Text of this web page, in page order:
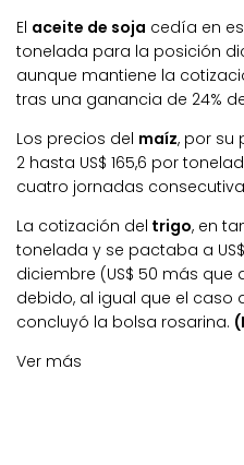
El aceite de soja cedía en
tonelada para la posición
aunque mantiene la
tras una ganancia de 24%
Los precios del maíz, por su
2 hasta US$ 165,6 por
cuatro jornadas
La cotización del trigo, en
tonelada y se pactaba a
diciembre (US$ 50 más
debido, al igual que el caso
concluyó la bolsa rosarina.
Ver más